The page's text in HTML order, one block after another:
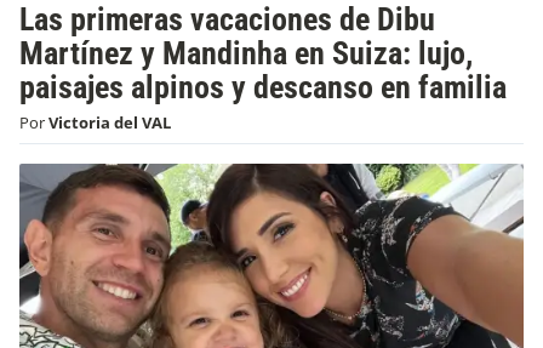
Las primeras vacaciones de Dibu
Martínez y Mandinha en Suiza: lujo,
paisajes alpinos y descanso en familia
PorVictoria del VAL